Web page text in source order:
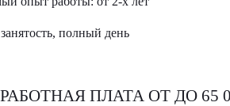
полный день
ПЛАТА ОТ ДО 65